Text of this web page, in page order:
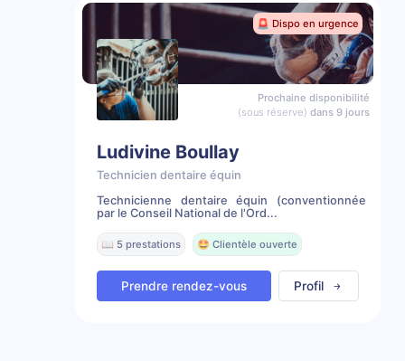
🚨 Dispo en urgence
Prochaine disponibilité
(sous réserve) dans 9 jours
Ludivine Boullay
Technicien dentaire équin
Technicienne dentaire équin (conventionnée
par le Conseil National de l'Ord...
📖 5 prestations 🤩 Clientèle ouverte
Prendre rendez-vous Profil